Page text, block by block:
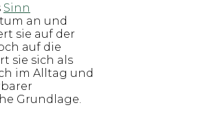
Sinn
an und
sie auf der
auf die
sie sich als
im Alltag und
Grundlage.